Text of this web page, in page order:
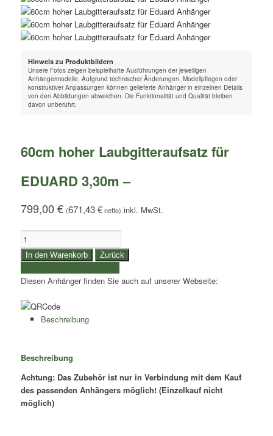
Hinweis zu Produktbildern
Unsere Fotos zeigen beispielhafte Ausführungen der jeweiligen
Anhängermodelle. Aufgrund technischer Änderungen, Modellpflegen oder
konstruktiver Anpassungen können gelieferte Anhänger in einzelnen Details
von den Abbildungen abweichen. Die Funktionalität und Qualität bleiben
davon unberührt.
60cm hoher Laubgitteraufsatz für
EDUARD 3,30m –
799,00€ (671,43€ netto)
60cm
hoher
Laubgitteraufsatz
für
EDUARD
3,30m
-
Menge
In den Warenkorb Zurück
Diesen Anhänger finden Sie auch auf unserer Webseite:
Beschreibung
Beschreibung
Achtung: Das Zubehör ist nur in Verbindung mit dem Kauf
des passenden Anhängers möglich! (Einzelkauf nicht
möglich)